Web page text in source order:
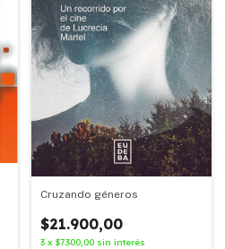
Cruzando géneros
$21.900,00
3 x $7.300,00 sin interés